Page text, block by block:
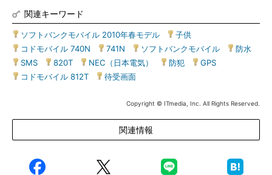
関連キーワード
ソフトバンクモバイル 2010年春モデル 子供
コドモバイル 740N
741N ソフトバンクモバイル 防水
SMS
820T NEC（日本電気） 防犯 GPS
コドモバイル 812T
待受画面
Copyright © ITmedia, Inc. All Rights Reserved.
関連情報